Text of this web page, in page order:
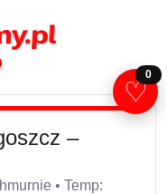
–
• Temp:
♡
0